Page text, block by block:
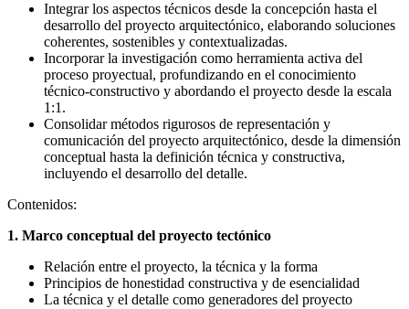
Integrar los aspectos técnicos desde la concepción hasta el
desarrollo del proyecto arquitectónico, elaborando soluciones
coherentes, sostenibles y contextualizadas.
Incorporar la investigación como herramienta activa del
proceso proyectual, profundizando en el conocimiento
técnico-constructivo y abordando el proyecto desde la escala
1:1.
Consolidar métodos rigurosos de representación y
comunicación del proyecto arquitectónico, desde la dimensión
conceptual hasta la definición técnica y constructiva,
incluyendo el desarrollo del detalle.
Contenidos:
1. Marco conceptual del proyecto tectónico
Relación entre el proyecto, la técnica y la forma
Principios de honestidad constructiva y de esencialidad
La técnica y el detalle como generadores del proyecto